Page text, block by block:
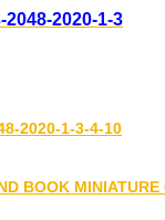
2020-1-3
2020-1-3-4-10
BOOK